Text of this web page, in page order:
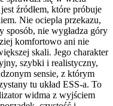
źródłem, które próbuje
Nie ociepla przekazu,
sposób, nie wygładza góry
komfortowo ani nie
skali. Jego charakter
szybki i realistyczny,
sensie, z którym
tu układ ESS-a. To
widma z wyjściem